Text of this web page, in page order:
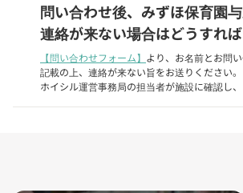
問い合わせ後、みずほ保育園
連絡が来ない場合はどうすれ
【問い合わせフォーム】 より、お名前とお問
記載の上、連絡が来ない旨をお送りください。
ホイシル運営事務局の担当者が施設に確認し、